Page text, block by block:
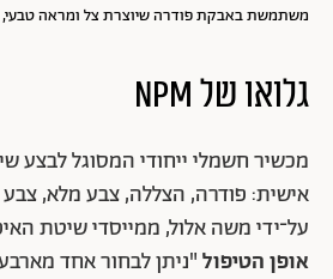
משתמשת באבקת פודרה שיוצרת צל ומראה טבעי,
גלואו של NPM
מכשיר חשמלי ייחודי המסוגל לבצע
אישית: פודרה, הצללה, צבע מלא,
על־ידי משה אלול, ממייסדי שיטת
אופן הטיפול"ניתן לבחור אחד